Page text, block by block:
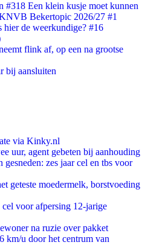
#318 Een klein kusje moet kunnen
Bekertopic 2026/27 #1
de weerkundige? #16
flink af, op een na grootse
bij aansluiten
via Kinky.nl
uur, agent gebeten bij aanhouding
gesneden: zes jaar cel en tbs voor
geteste moedermelk, borstvoeding
voor afpersing 12-jarige
na ruzie over pakket
km/u door het centrum van